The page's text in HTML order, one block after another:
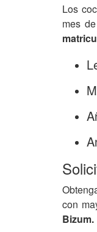
Los
mes
con
Bizum.